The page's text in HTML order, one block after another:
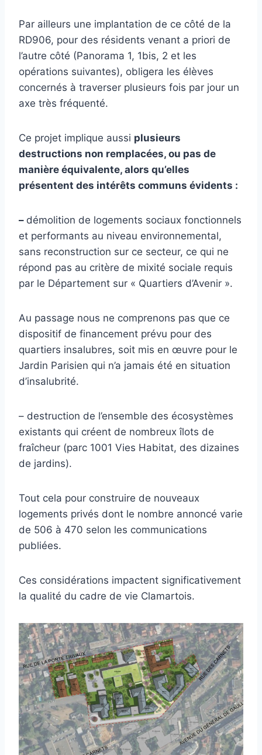
Par ailleurs une implantation de ce côté de la
RD906, pour des résidents venant a priori de
l’autre côté (Panorama 1, 1bis, 2 et les
opérations suivantes), obligera les élèves
concernés à traverser plusieurs fois par jour un
axe très fréquenté.
Ce projet implique aussi plusieurs
destructions non remplacées, ou pas de
manière équivalente, alors qu’elles
présentent des intérêts communs évidents :
– démolition de logements sociaux fonctionnels
et performants au niveau environnemental,
sans reconstruction sur ce secteur, ce qui ne
répond pas au critère de mixité sociale requis
par le Département sur « Quartiers d’Avenir ».
Au passage nous ne comprenons pas que ce
dispositif de financement prévu pour des
quartiers insalubres, soit mis en œuvre pour le
Jardin Parisien qui n’a jamais été en situation
d’insalubrité.
– destruction de l’ensemble des écosystèmes
existants qui créent de nombreux îlots de
fraîcheur (parc 1001 Vies Habitat, des dizaines
de jardins).
Tout cela pour construire de nouveaux
logements privés dont le nombre annoncé varie
de 506 à 470 selon les communications
publiées.
Ces considérations impactent significativement
la qualité du cadre de vie Clamartois.